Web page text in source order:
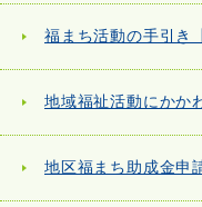
福まち活動の手引き
地域福祉活動にかか
地区福まち助成金申